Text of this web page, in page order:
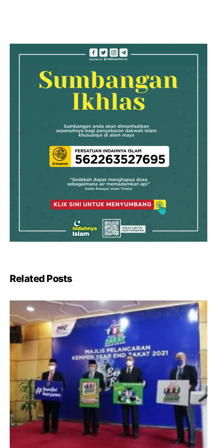
Related Posts